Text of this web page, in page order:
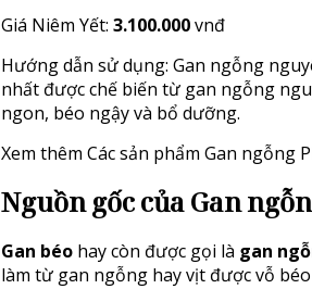
Giá Niêm Yết: 3.100.000vnđ
Hướng dẫn sử dụng: Gan ngỗng
nhất được chế biến từ gan ngỗng
ngon, béo ngậy và bổ dưỡng.
Xem thêm Các sản phẩm Gan ngỗng
Nguồn gốc của Gan
Gan béo hay còn được gọi là gan
làm từ gan ngỗng hay vịt được vỗ